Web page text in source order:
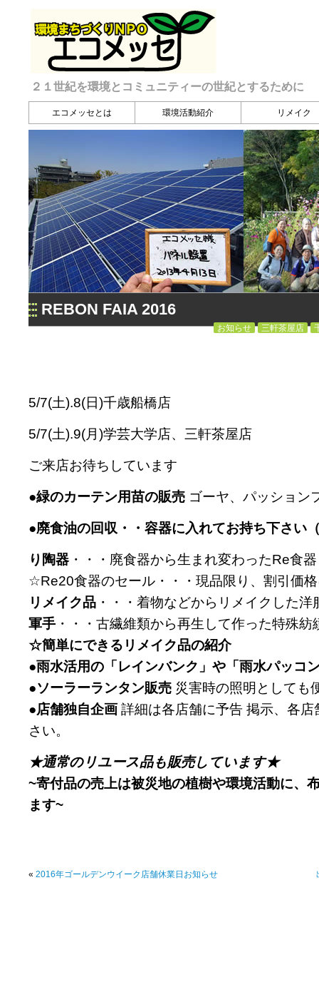
２１世紀を環境とコミュニティーの世紀とするために
エコメッセとは 環境活動紹介 リメイク
REBON FAIA 2016
お知らせ 三軒茶屋店
5/7(土).8(日)千歳船橋店
5/7(土).9(月)学芸大学店、三軒茶屋店
ご来店お待ちしています
●緑のカーテン用苗の販売 ゴーヤ、パッション
●廃食油の回収・・容器に入れてお持ち下さい
り陶器 ・・・廃食器から生まれ変わったRe食器
☆Re20食器のセール・・・現品限り、割引価
リメイク品 ・・・着物などからリメイクした洋
軍手 ・・・古繊維類から再生して作った特殊紡
☆簡単にできるリメイク品の紹介
●雨水活用の「レインバンク」や「雨水パッコ
●ソーラーランタン販売 災害時の照明としても
●店舗独自企画 詳細は各店舗に予告 掲示、各店
さい。
★通常のリユース品も販売しています★
~寄付品の売上は被災地の植樹や環境活動に、
ます~
« 2016年ゴールデンウイーク店舗休業日お知らせ